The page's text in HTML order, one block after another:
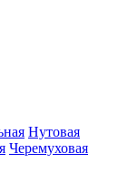
Нутовая
Черемуховая